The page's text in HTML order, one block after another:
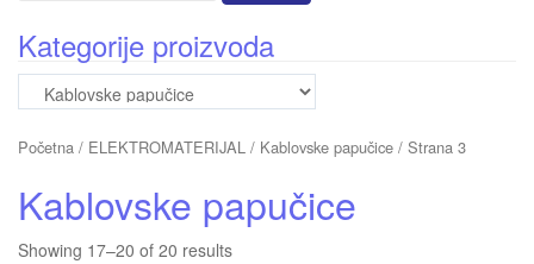
Kategorije proizvoda
Početna / ELEKTROMATERIJAL / Kablovske papučice / Strana 3
Kablovske papučice
Showing 17–20 of 20 results